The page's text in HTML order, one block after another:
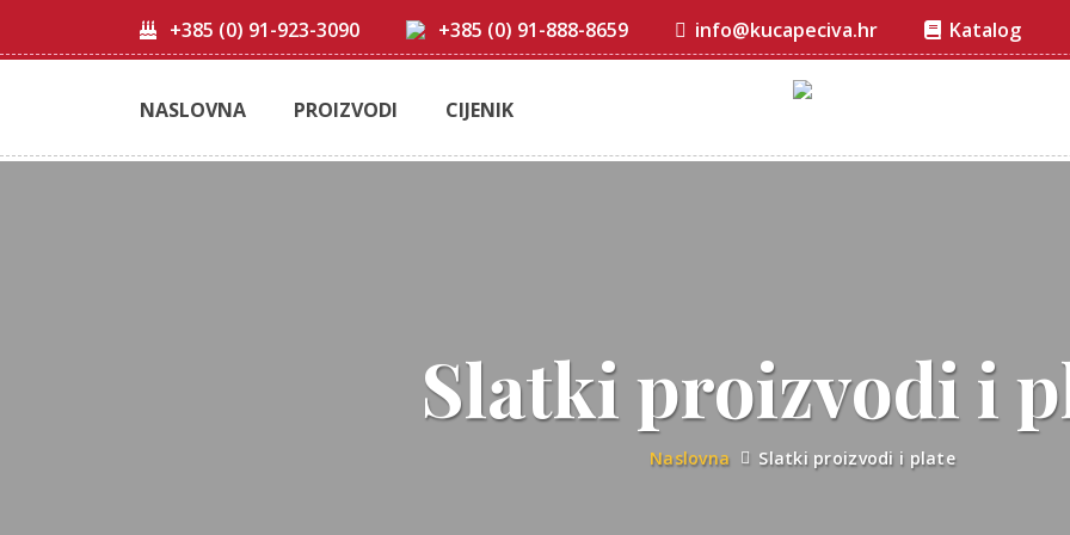
+385 (0) 91-923-3090 +385 (0) 91-888-8659 info@kucapeciva.hr Katalog
NASLOVNA PROIZVODI CIJENIK
Slatki proizvodi i
Naslovna Slatki proizvodi i plate